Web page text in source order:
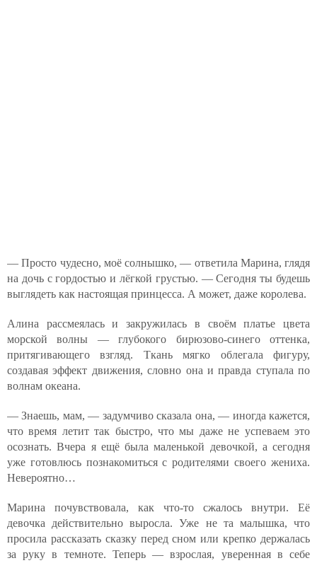
— Просто чудесно, моё солнышко, — ответила Марина, глядя
на дочь с гордостью и лёгкой грустью. — Сегодня ты будешь
выглядеть как настоящая принцесса. А может, даже королева.
Алина рассмеялась и закружилась в своём платье цвета
морской волны — глубокого бирюзово-синего оттенка,
притягивающего взгляд. Ткань мягко облегала фигуру,
создавая эффект движения, словно она и правда ступала по
волнам океана.
— Знаешь, мам, — задумчиво сказала она, — иногда кажется,
что время летит так быстро, что мы даже не успеваем это
осознать. Вчера я ещё была маленькой девочкой, а сегодня
уже готовлюсь познакомиться с родителями своего жениха.
Невероятно…
Марина почувствовала, как что-то сжалось внутри. Её
девочка действительно выросла. Уже не та малышка, что
просила рассказать сказку перед сном или крепко держалась
за руку в темноте. Теперь — взрослая, уверенная в себе